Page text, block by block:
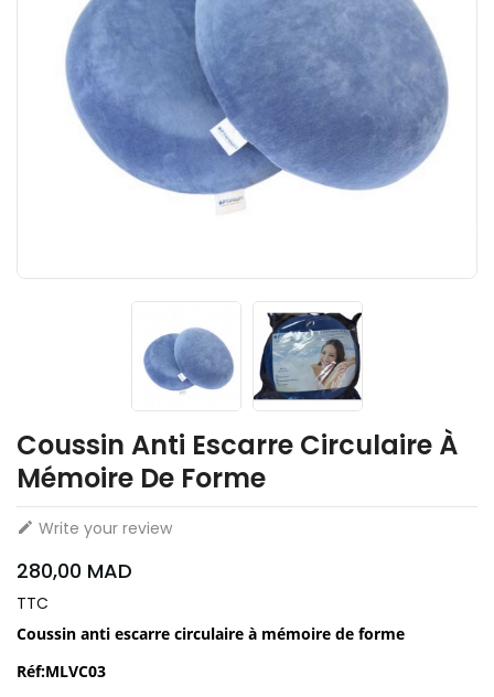
Coussin Anti Escarre Circulaire À
Mémoire De Forme
 Write your review
280,00 MAD
TTC
Coussin anti escarre circulaire à mémoire de forme
Réf:MLVC03